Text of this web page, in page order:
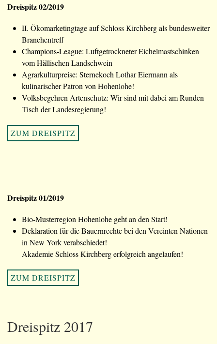
Dreispitz 02/2019
II. Ökomarketingtage auf Schloss Kirchberg als bundesweiter
Branchentreff
Champions-League: Luftgetrockneter Eichelmastschinken
vom Hällischen Landschwein
Agrarkulturpreise: Sternekoch Lothar Eiermann als
kulinarischer Patron von Hohenlohe!
Volksbegehren Artenschutz: Wir sind mit dabei am Runden
Tisch der Landesregierung!
ZUM DREISPITZ
Dreispitz 01/2019
Bio-Musterregion Hohenlohe geht an den Start!
Deklaration für die Bauernrechte bei den Vereinten Nationen
in New York verabschiedet!
Akademie Schloss Kirchberg erfolgreich angelaufen!
ZUM DREISPITZ
Dreispitz 2017